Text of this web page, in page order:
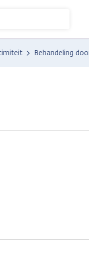
Behandeling